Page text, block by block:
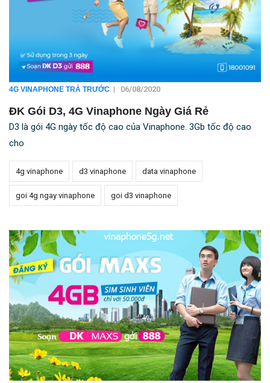
4G VINAPHONE TRẢ TRƯỚC | 06/08/2020
ĐK Gói D3, 4G Vinaphone Ngày Giá Rẻ
D3 là gói 4G ngày tốc độ cao của Vinaphone. 3Gb tốc độ cao
cho
4g vinaphone d3 vinaphone data vinaphone
goi 4g ngay vinaphone goi d3 vinaphone